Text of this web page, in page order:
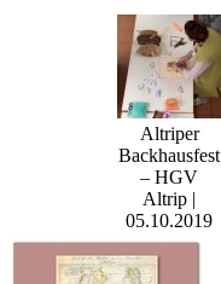
Altriper
Backhausfest
– HGV
Altrip |
05.10.2019